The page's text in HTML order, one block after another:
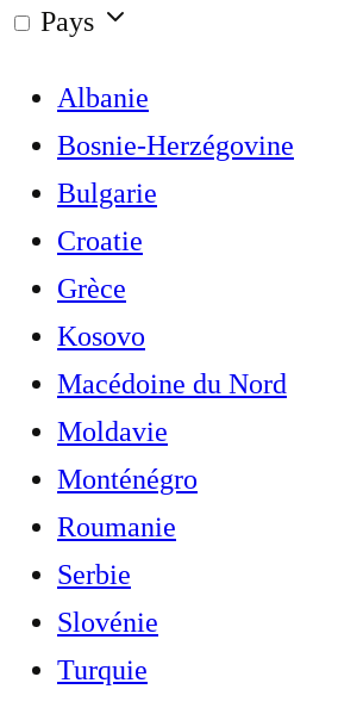
Pays
Albanie
Bosnie-Herzégovine
Bulgarie
Croatie
Grèce
Kosovo
Macédoine du Nord
Moldavie
Monténégro
Roumanie
Serbie
Slovénie
Turquie